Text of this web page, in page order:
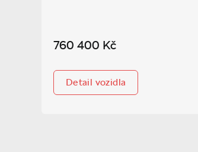
760 400 Kč
Detail vozidla